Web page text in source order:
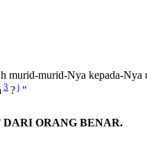
murid-murid-Nya kepada-Nya
3 ? j "
ORANG BENAR.